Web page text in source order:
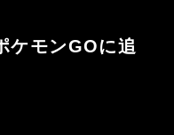
ケモンGOに追